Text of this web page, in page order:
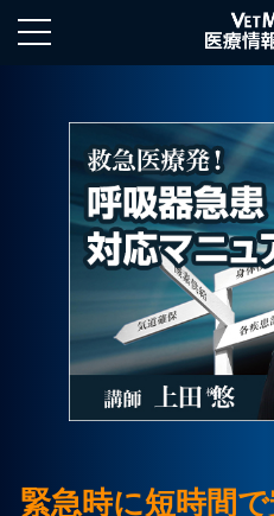
HOME
ログイン
新規登録
よくあるご質問
緊急時に短時間